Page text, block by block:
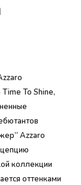
To Shine,
Azzaro
коллекции
оттенками